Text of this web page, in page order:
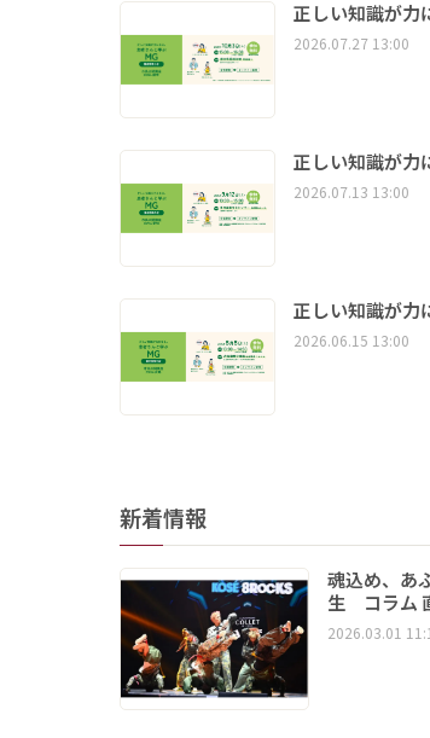
正しい知識が
2026.07.27 13:00
正しい知識が
2026.07.13 13:00
正しい知識が
2026.06.15 13:00
新着情報
魂込め、あ
生 コラム
2026.03.01